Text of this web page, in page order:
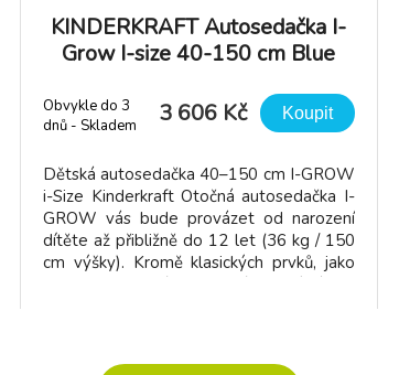
KINDERKRAFT Autosedačka I-
Grow I-size 40-150 cm Blue
Obvykle do 3
dnů - Skladem
3 606 Kč Koupit
Dětská autosedačka 40–150 cm I-GROW
i-Size Kinderkraft Otočná autosedačka I-
GROW vás bude provázet od narození
dítěte až přibližně do 12 let (36 kg / 150
cm výšky). Kromě klasických prvků, jako